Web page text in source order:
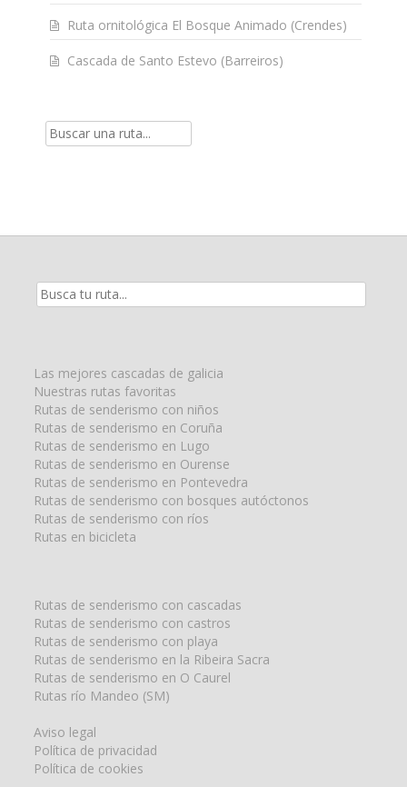
Ruta ornitológica El Bosque Animado (Crendes)
Cascada de Santo Estevo (Barreiros)
Resultados
Las mejores cascadas de galicia
Nuestras rutas favoritas
Rutas de senderismo con niños
Rutas de senderismo en Coruña
Rutas de senderismo en Lugo
Rutas de senderismo en Ourense
Rutas de senderismo en Pontevedra
Rutas de senderismo con bosques autóctonos
Rutas de senderismo con ríos
Rutas en bicicleta
Rutas de senderismo con cascadas
Rutas de senderismo con castros
Rutas de senderismo con playa
Rutas de senderismo en la Ribeira Sacra
Rutas de senderismo en O Caurel
Rutas río Mandeo (SM)
Aviso legal
Política de privacidad
Política de cookies